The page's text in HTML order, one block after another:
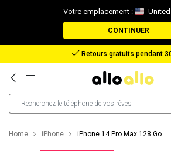
Votre emplacement :
CONTINUER
Retours gratuits pendant
Home iPhone iPhone 14 Pro Max 128 Go